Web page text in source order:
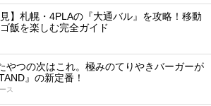
見】札幌・4PLAの『大通バル』を攻略！移動
飯を楽しむ完全ガイド
やつの次はこれ。極みのてりやきバーガーが
』の新定番！
ス